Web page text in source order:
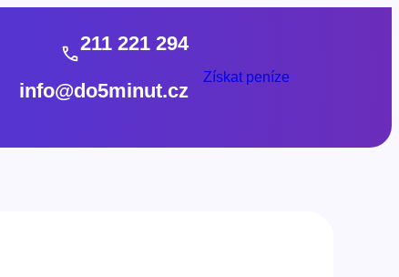
211 221 294
info@do5minut.cz
Získat peníze